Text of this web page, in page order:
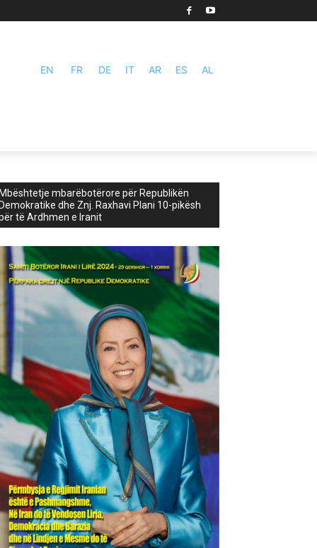
EN FR DE IT AR ES AL
mbarëbotërore për Republikën
dhe Znj. Raxhavi Plani 10-pikësh
të Ardhmen e Iranit